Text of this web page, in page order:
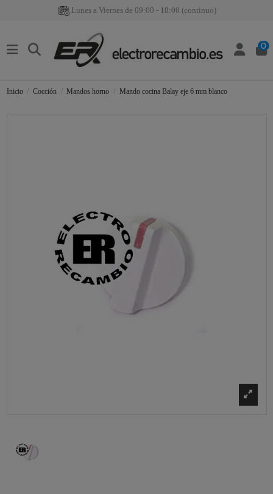
Lunes a Viernes de 09:00 - 18:00 (continuo)
0
Inicio Cocción Mandos horno Mando cocina Balay eje 6 mm blanco